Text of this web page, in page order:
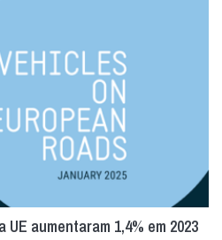
aumentaram 1,4% em 2023